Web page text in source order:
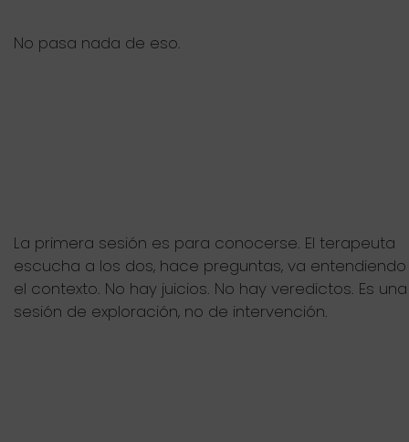
No pasa nada de eso.
La primera sesión es para conocerse. El terapeuta
escucha a los dos, hace preguntas, va entendiendo
el contexto. No hay juicios. No hay veredictos. Es una
sesión de exploración, no de intervención.